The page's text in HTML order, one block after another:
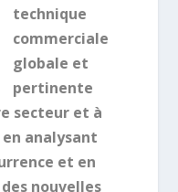
secteur et à
analysant
et en
nouvelles